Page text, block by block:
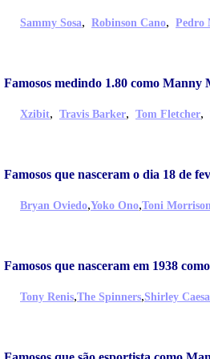
Sammy Sosa, Robinson Cano, Pedro
Famosos medindo 1.80 como Manny
Xzibit, Travis Barker, Tom Fletcher,
Famosos que nasceram o dia 18 de
Bryan Oviedo,Yoko Ono,Toni
Famosos que nasceram em 1938
Tony Renis,The Spinners,Shirley